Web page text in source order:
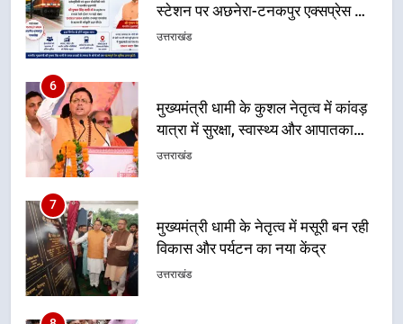
यात्रा में सुरक्षा, स्वास्थ्य और आपातकालीन
सेवाओं की बनी मजबूत व्यवस्था
उत्तराखंड
7
मुख्यमंत्री धामी के नेतृत्व में मसूरी बन रही
विकास और पर्यटन का नया केंद्र
उत्तराखंड
8
आपदा के मलबे से उम्मीद की नई सुबह,
मुख्यमंत्री धामी ने ₹33 करोड़ के विकास
और राहत कार्यों से धराली को फिर खड़ा
उत्तराखंड